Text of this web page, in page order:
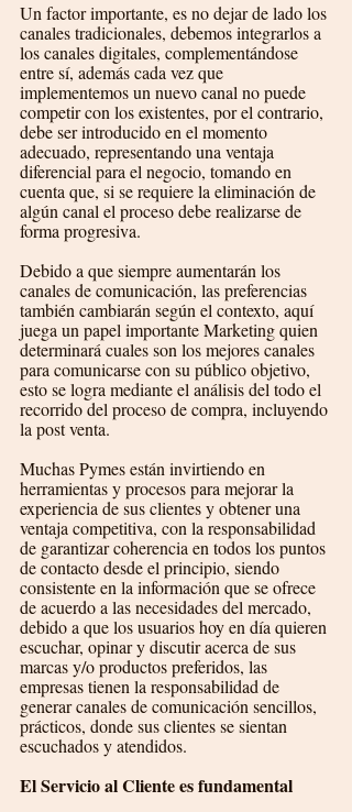
Un factor importante, es no dejar de lado los
canales tradicionales, debemos integrarlos a
los canales digitales, complementándose
entre sí, además cada vez que
implementemos un nuevo canal no puede
competir con los existentes, por el contrario,
debe ser introducido en el momento
adecuado, representando una ventaja
diferencial para el negocio, tomando en
cuenta que, si se requiere la eliminación de
algún canal el proceso debe realizarse de
forma progresiva.
Debido a que siempre aumentarán los
canales de comunicación, las preferencias
también cambiarán según el contexto, aquí
juega un papel importante Marketing quien
determinará cuales son los mejores canales
para comunicarse con su público objetivo,
esto se logra mediante el análisis del todo el
recorrido del proceso de compra, incluyendo
la post venta.
Muchas Pymes están invirtiendo en
herramientas y procesos para mejorar la
experiencia de sus clientes y obtener una
ventaja competitiva, con la responsabilidad
de garantizar coherencia en todos los puntos
de contacto desde el principio, siendo
consistente en la información que se ofrece
de acuerdo a las necesidades del mercado,
debido a que los usuarios hoy en día quieren
escuchar, opinar y discutir acerca de sus
marcas y/o productos preferidos, las
empresas tienen la responsabilidad de
generar canales de comunicación sencillos,
prácticos, donde sus clientes se sientan
escuchados y atendidos.
El Servicio al Cliente es fundamental